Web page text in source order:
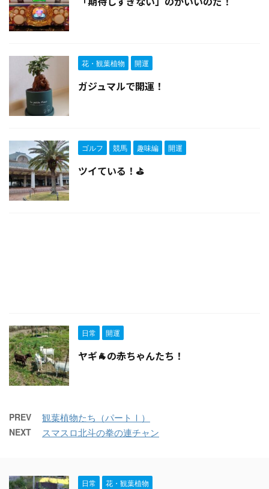
花・観葉植物 開運
ガジュマルで開運！
ゴルフ 競馬 趣味編 開運
ツイている！⛳
日常 開運
ヤギ🐐の赤ちゃんたち！
PREV 観葉植物たち（パートⅠ）
NEXT スマスロ北斗の拳の連チャン
日常 花・観葉植物